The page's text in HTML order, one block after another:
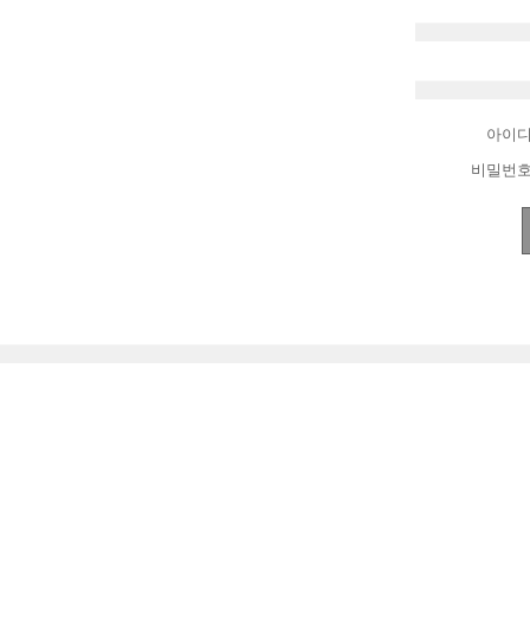
아이
비밀번